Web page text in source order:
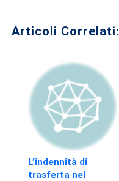
Articoli Correlati:
L’indennità di
trasferta nel